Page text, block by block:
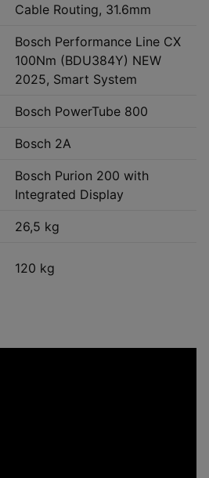
Cable Routing, 31.6mm
Bosch Performance Line CX
100Nm (BDU384Y) NEW
2025, Smart System
Bosch PowerTube 800
Bosch 2A
Bosch Purion 200 with
Integrated Display
26,5 kg
120 kg